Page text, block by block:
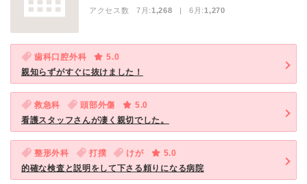
アクセス数 7月:1,268 | 6月:1,270
歯科口腔外科
5.0
親知らずがすぐに抜けました！
救急科 頭部外傷
5.0
看護スタッフさんが凄く親切でした。
整形外科 打撲 けが
5.0
的確な検査と説明をして下さる頼りになる病院